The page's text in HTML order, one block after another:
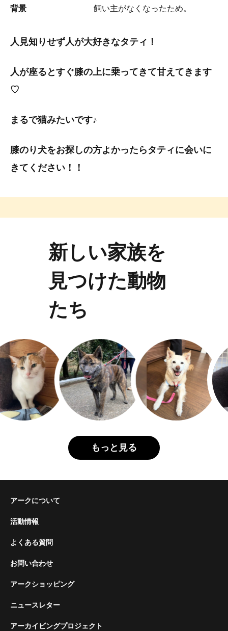
背景 飼い主がなくなったため。
人見知りせず人が大好きなタティ！
人が座るとすぐ膝の上に乗ってきて甘えてきます
♡
まるで猫みたいです♪
膝のり犬をお探しの方よかったらタティに会いに
きてください！！
新しい家族を
見つけた動物
たち
もっと見る
アークについて
活動情報
よくある質問
お問い合わせ
アークショッピング
ニュースレター
アーカイビングプロジェクト